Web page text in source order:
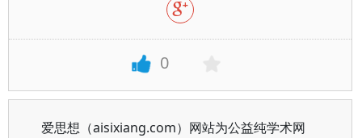
0
爱思想（aisixiang.com）网站为公益纯学术网